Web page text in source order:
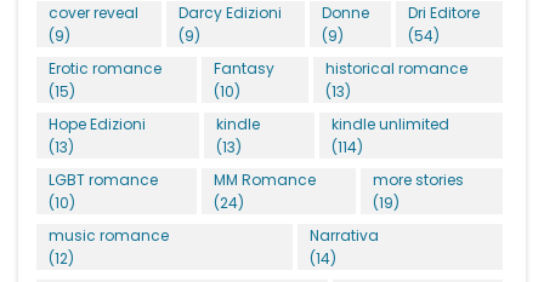
cover reveal
(9)
Darcy Edizioni
(9)
Donne
(9)
Dri Editore
(54)
Erotic romance
(15)
Fantasy
(10)
historical romance
(13)
Hope Edizioni
(13)
kindle
(13)
kindle unlimited
(114)
LGBT romance
(10)
MM Romance
(24)
more stories
(19)
music romance
(12)
Narrativa
(14)